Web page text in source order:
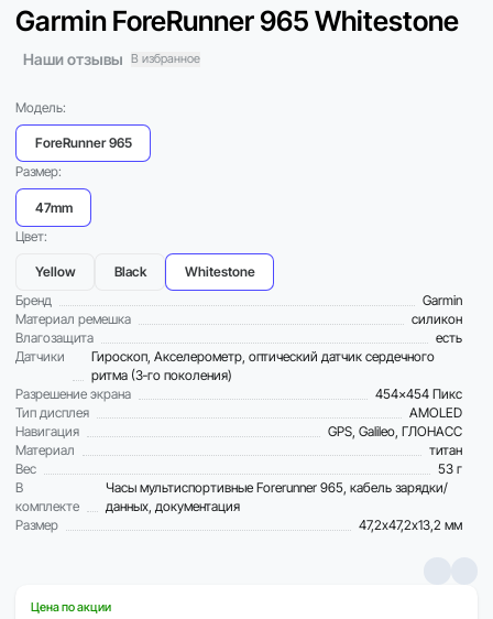
Garmin ForeRunner 965 Whitestone
Наши отзывы В избранное
Модель:
ForeRunner 965
Размер:
47mm
Цвет:
Yellow Black
Whitestone
Бренд
Garmin
Материал ремешка
силикон
Влагозащита
есть
Датчики
Гироскоп, Акселерометр, оптический датчик сердечного
ритма (3‑го поколения)
Разрешение экрана
454x454 Пикс
Тип дисплея
AMOLED
Навигация
GPS, Galileo, ГЛОНАСС
Материал
титан
Вес
53 г
В
комплекте
Часы мультиспортивные Forerunner 965, кабель зарядки/
данных, документация
Размер
47,2х47,2х13,2 мм
Цена по акции